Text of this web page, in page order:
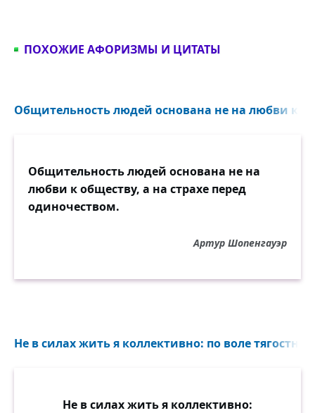
ПОХОЖИЕ АФОРИЗМЫ И ЦИТАТЫ
Общительность людей основана не на любви к
Общительность людей основана не на
любви к обществу, а на страхе перед
одиночеством.
Артур Шопенгауэр
Не в силах жить я коллективно: по воле
Не в силах жить я коллективно: